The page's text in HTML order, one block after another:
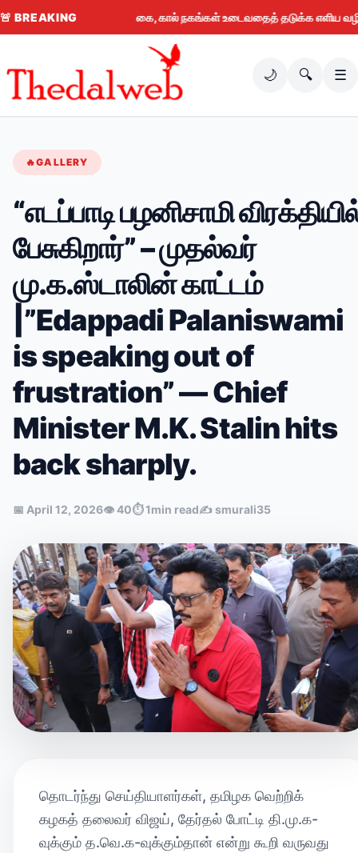
🚨BREAKING கை, கால் நகங்கள் உடைவதைத் தடுக்க எளிய வழிகள்
🌙 🔍 ☰
🔥GALLERY
“எடப்பாடி பழனிசாமி
பேசுகிறார்” – முதல்வர்
மு.க.ஸ்டாலின் காட்டம்
|”Edappadi Palaniswami
is speaking out of
frustration” — Chief
Minister M.K. Stalin hits
back sharply.
📅 April 12, 2026👁40⏱1min read✍️ smurali35
தொடர்ந்து செய்தியாளர்கள், தமிழக வெற்றிக்
கழகத் தலைவர் விஜய், தேர்தல் போட்டி தி.மு.க-
வுக்கும் த.வெ.க-வுக்கும்தான் என்று கூறி வருவது